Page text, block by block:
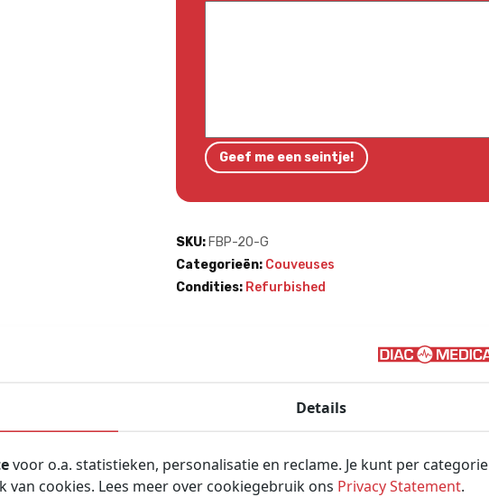
SKU: FBP-20-G
Categorieën: Couveuses
Condities: Refurbished
Waarom kopen bij Diac Medical?
Uitgebreide voorraad
9,0 klantenbeoordeling
Details
voor o.a. statistieken, personalisatie en reclame. Je kunt per categorie
cookies. Lees meer over cookiegebruik ons Privacy Statement.